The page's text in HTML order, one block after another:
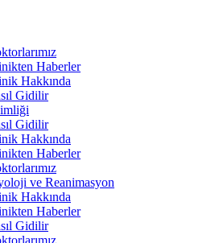
Haberler
Hakkında
Gidilir
Gidilir
Hakkında
Haberler
ve Reanimasyon
Hakkında
Haberler
Gidilir